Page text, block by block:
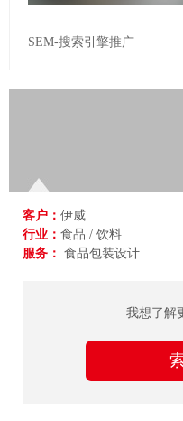
SEM-搜索引擎推广
客户： 伊威
行业： 食品 / 饮料
服务： 食品包装设计
我想了解